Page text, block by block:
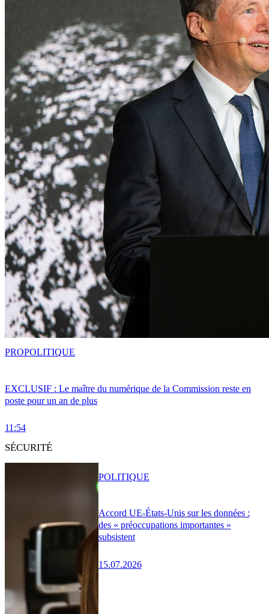
EXCLUSIF : Le maître du numérique de la Commission reste en
poste pour un an de plus
11:54
PROPOLITIQUE
SÉCURITÉ
Accord UE-États-Unis sur les données :
des « préoccupations importantes »
subsistent
15.07.2026
POLITIQUE